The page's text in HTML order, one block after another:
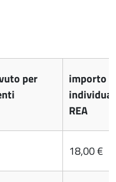
per
importo
REA
18,00 €